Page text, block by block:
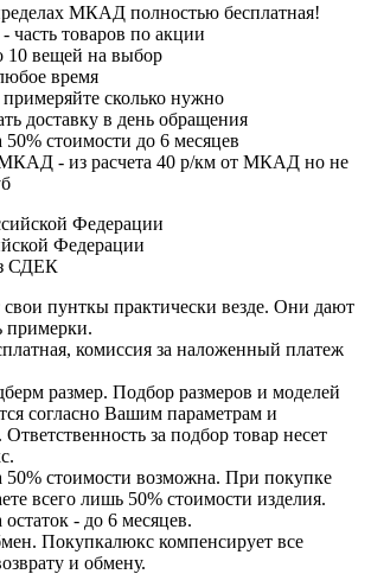
МКАД полностью бесплатная!
часть товаров по акции
10 вещей на выбор
время
сколько нужно
доставку в день обращения
50% стоимости до 6 месяцев
МКАД - из расчета 40 р/км от МКАД но не
Федерации
СДЕК
пунткы практически везде. Они дают
примерки.
комиссия за наложенный платеж
размер. Подбор размеров и моделей
согласно Вашим параметрам и
за подбор товар несет
50% стоимости возможна. При покупке
всего лишь 50% стоимости изделия.
остаток - до 6 месяцев.
Покупкалюкс компенсирует все
и обмену.